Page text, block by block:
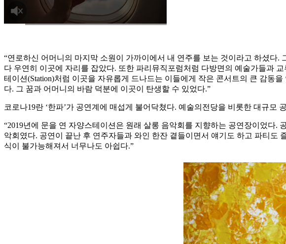
“연로하신 어머니의 마지막 소원이 가까이에서 내 연주를 보는 것이라고 하셨다
다 우연히 이곳에 자리를 잡았다. 또한 파리뮤직포럼처럼 다방면의 예술가들과
테이션(Station)처럼 이곳을 자유롭게 드나드는 이들에게 작은 콘서트의 큰 감동
다. 그 꿈과 어머니의 바람 덕분에 이곳이 탄생할 수 있었다.”
코로나19란 ‘한파’가 공연계에 매섭게 불어닥쳤다. 예술의전당을 비롯한 대규
“2019년에 문을 연 자양스테이션은 원래 살롱 음악회를 지향하는 공연장이었다
악회였다. 공연이 끝난 후 연주자들과 와인 한잔 곁들이면서 얘기도 하고 파티도
식이 불가능해져서 너무나도 아쉽다.”